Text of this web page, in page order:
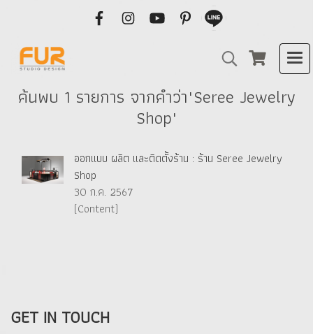
ค้นพบ 1 รายการ จากคำว่า"Seree Jewelry
Shop"
ออกแบบ ผลิต และติดตั้งร้าน : ร้าน Seree Jewelry
Shop
30 ก.ค. 2567
(Content)
GET IN TOUCH